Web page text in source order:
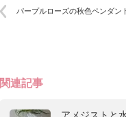
パープルローズの秋色ペンダン
関連記事
アメジストと